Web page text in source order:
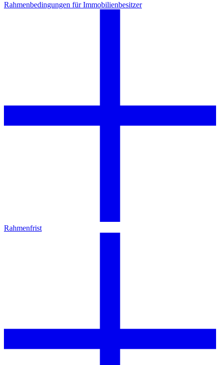
Rahmenbedingungen für Immobilienbesitzer
Rahmenfrist